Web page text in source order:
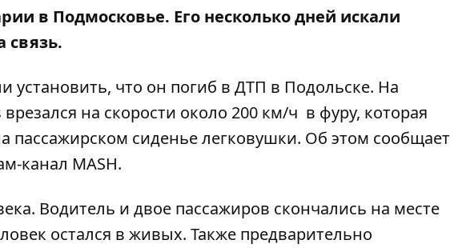
в Подмосковье. Его несколько дней искали
связь.
установить, что он погиб в ДТП в Подольске. На
на скорости около 200 км/ч в фуру, которая
пассажирском сиденье легковушки. Об этом сообщает
канал MASH.
Водитель и двое пассажиров скончались на месте
остался в живых. Также предварительно